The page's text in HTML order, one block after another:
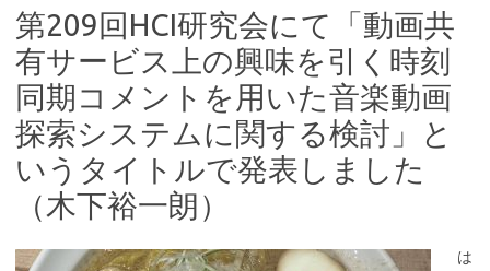
第209回HCI研究会にて「動画共
有サービス上の興味を引く時刻
同期コメントを用いた音楽動画
探索システムに関する検討」と
いうタイトルで発表しました
（木下裕一朗）
は